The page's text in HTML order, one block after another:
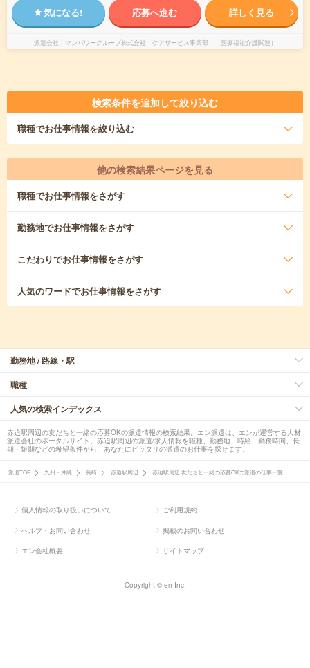
気になる! 応募へ進む 詳しく見る
派遣会社 マンパワーグループ株式会社 ケアサービス事業部 （医療福祉介護関連）
検索条件を追加して絞り込む
職種でお仕事情報を絞り込む
他の検索結果ページを見る
職種でお仕事情報をさがす
勤務地でお仕事情報をさがす
こだわりでお仕事情報をさがす
人気のワードでお仕事情報をさがす
勤務地 / 路線・駅
職種
人気の検索インデックス
赤迫駅周辺の友だちと一緒の応募OKの派遣情報の検索結果。エン派遣は、エンが運営する人材
派遣会社のポータルサイト。赤迫駅周辺の派遣/求人情報を職種、勤務地、時給、勤務時間、長
期・短期などの希望条件から、あなたにピッタリの派遣のお仕事を探せます。
派遣TOP 九州・沖縄 長崎 赤迫駅周辺 赤迫駅周辺 友だちと一緒の応募OKの派遣の仕事一覧
個人情報の取り扱いについて ご利用規約
ヘルプ・お問い合わせ 掲載のお問い合わせ
エン会社概要 サイトマップ
Copyright © en Inc.